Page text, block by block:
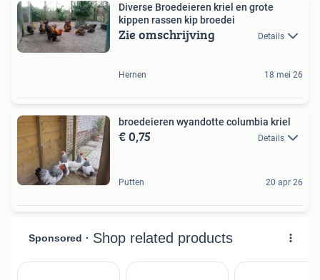
Diverse Broedeieren kriel en grote
kippen rassen kip broedei
Zie omschrijving Details
Hernen 18 mei 26
broedeieren wyandotte columbia kriel
€ 0,75 Details
Putten 20 apr 26